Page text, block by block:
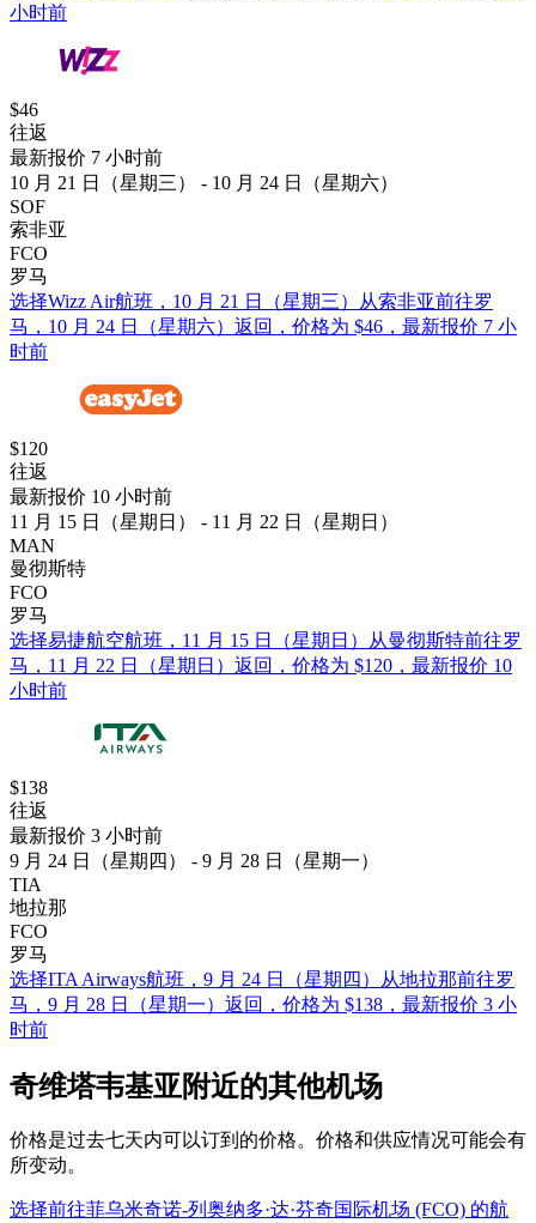
小时前
$46
往返
最新报价 7 小时前
10 月 21 日（星期三） - 10 月 24 日（星期六）
SOF
索非亚
FCO
罗马
选择Wizz Air航班，10 月 21 日（星期三）从索非亚前往罗
马，10 月 24 日（星期六）返回，价格为 $46，最新报价 7 小
时前
$120
往返
最新报价 10 小时前
11 月 15 日（星期日） - 11 月 22 日（星期日）
MAN
曼彻斯特
FCO
罗马
选择易捷航空航班，11 月 15 日（星期日）从曼彻斯特前往罗
马，11 月 22 日（星期日）返回，价格为 $120，最新报价 10
小时前
$138
往返
最新报价 3 小时前
9 月 24 日（星期四） - 9 月 28 日（星期一）
TIA
地拉那
FCO
罗马
选择ITA Airways航班，9 月 24 日（星期四）从地拉那前往罗
马，9 月 28 日（星期一）返回，价格为 $138，最新报价 3 小
时前
奇维塔韦基亚附近的其他机场
价格是过去七天内可以订到的价格。价格和供应情况可能会有
所变动。
选择前往菲乌米奇诺-列奥纳多·达·芬奇国际机场 (FCO) 的航